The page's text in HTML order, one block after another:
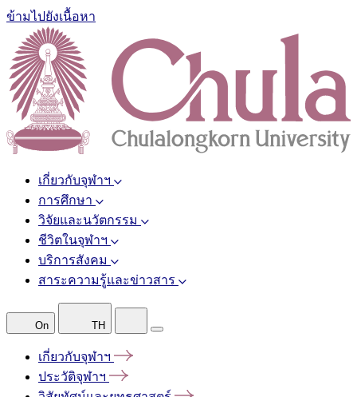
ข้ามไปยังเนื้อหา
เกี่ยวกับจุฬาฯ
การศึกษา
วิจัยและนวัตกรรม
ชีวิตในจุฬาฯ
บริการสังคม
สาระความรู้และข่าวสาร
On TH
เกี่ยวกับจุฬาฯ
ประวัติจุฬาฯ